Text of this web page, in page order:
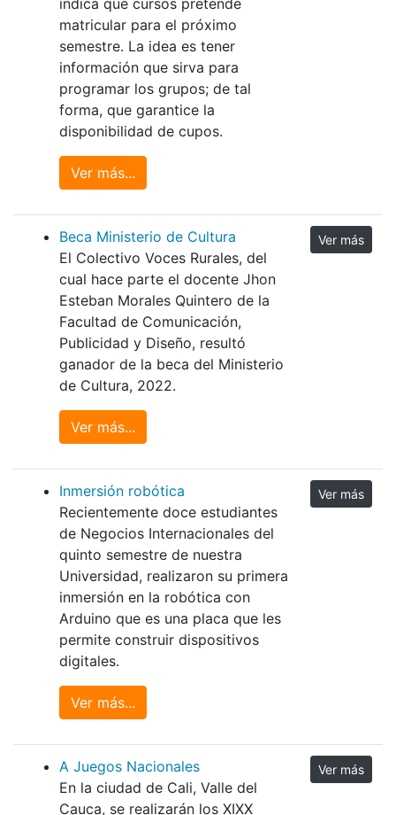
matricular para el próximo
semestre. La idea es tener
información que sirva para
programar los grupos; de tal
forma, que garantice la
disponibilidad de cupos.
Ver más...
Beca Ministerio de Cultura
El Colectivo Voces Rurales, del
cual hace parte el docente Jhon
Esteban Morales Quintero de la
Facultad de Comunicación,
Publicidad y Diseño, resultó
ganador de la beca del Ministerio
de Cultura, 2022.
Ver más...
Ver más
Inmersión robótica
Recientemente doce estudiantes
de Negocios Internacionales del
quinto semestre de nuestra
Universidad, realizaron su primera
inmersión en la robótica con
Arduino que es una placa que les
permite construir dispositivos
digitales.
Ver más...
Ver más
A Juegos Nacionales
En la ciudad de Cali, Valle del
Cauca, se realizarán los XIXX
Ver más